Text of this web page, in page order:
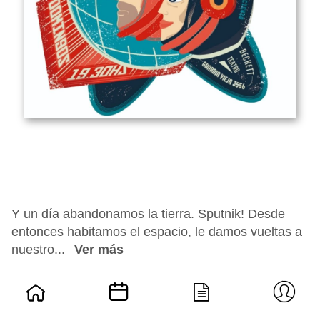
Y un día abandonamos la tierra. Sputnik! Desde
entonces habitamos el espacio, le damos vueltas a
nuestro...
Ver más